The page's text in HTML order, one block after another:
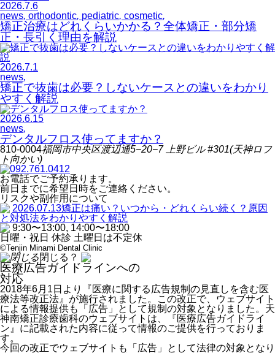
2026.7.6
news, orthodontic, pediatric, cosmetic,
矯正治療はどれくらいかかる？全体矯正・部分矯
正・長引く理由を解説
2026.7.1
news,
矯正で抜歯は必要？しないケースとの違いをわかり
やすく解説
2026.6.15
news,
デンタルフロス使ってますか？
810-0004福岡市中央区渡辺通5−20−7上野ビル#301(天神ロフ
ト向かい)
092.761.0412
お電話でご予約承ります。
前日までに希望日時をご連絡ください。
リスクや副作用について
2026.07.13矯正は痛い？いつから・どれくらい続く？原因
と対処法をわかりやすく解説
9:30〜13:00, 14:00〜18:00
日曜・祝日 休診 土曜日は不定休
©Tenjin Minami Dental Clinic
閉じる？
医療広告ガイドラインへの
対応
2018年6月1日より『医療に関する広告規制の見直しを含む医
療法等改正法』が施行されました。この改正で、ウェブサイト
による情報提供も「広告」として規制の対象となりました。天
神南矯正診療歯科のウェブサイトは、『医療広告ガイドライ
ン』に記載された内容に従って情報のご提供を行っておりま
す。
今回の改正でウェブサイトも「広告」として法律の対象となり